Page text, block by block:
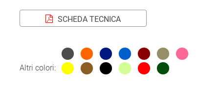
SCHEDA TECNICA
Altri colori: